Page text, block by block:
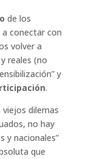
de los
conectar con
volver a
reales (no
y
.
dilemas
no hay
y nacionales”
que